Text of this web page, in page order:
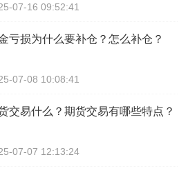
07-16 09:52:41
亏损为什么要补仓？怎么补仓？
07-08 10:08:41
交易什么？期货交易有哪些特点？
07-07 12:13:24